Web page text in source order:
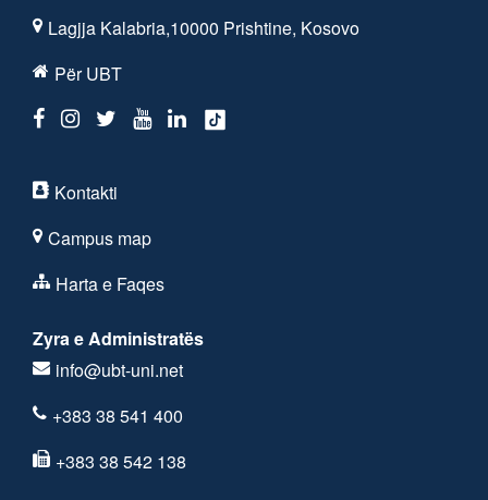
Lagjja Kalabria,10000 Prishtine, Kosovo
Për UBT
Kontakti
Campus map
Harta e Faqes
Zyra e Administratës
info@ubt-uni.net
+383 38 541 400
+383 38 542 138